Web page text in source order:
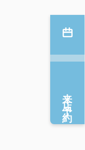
来店予約